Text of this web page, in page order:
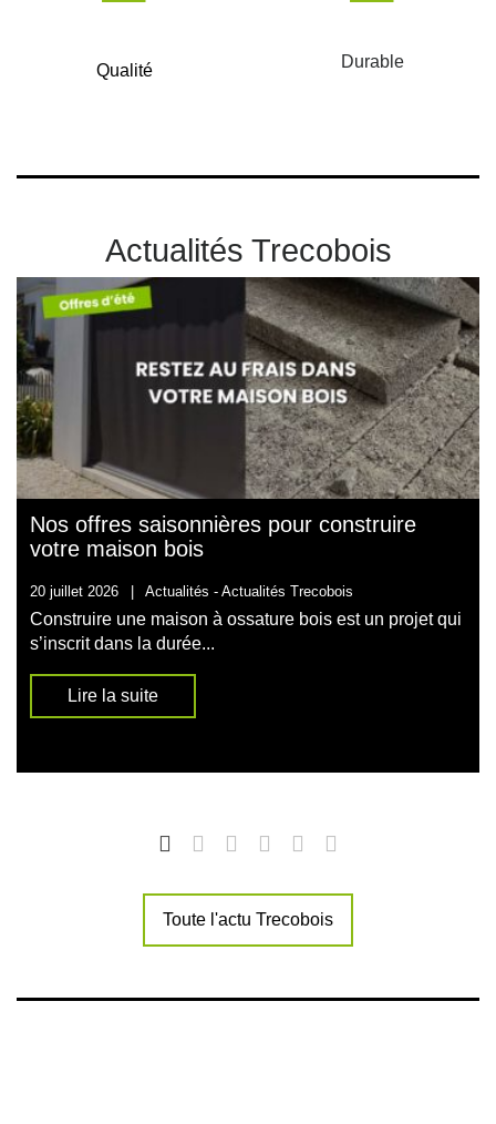
Qualité Durable
Actualités Trecobois
Nos offres saisonnières pour construire
votre maison bois
20 juillet 2026 Actualités - Actualités Trecobois
Construire une maison à ossature bois est un projet qui
s’inscrit dans la durée...
Lire la suite
Toute l'actu Trecobois